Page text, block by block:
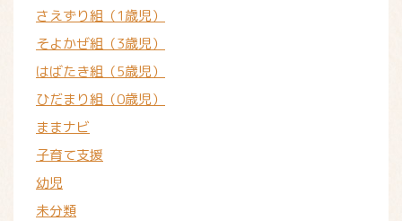
さえずり組（1歳児）
そよかぜ組（3歳児）
はばたき組（5歳児）
ひだまり組（0歳児）
ままナビ
子育て支援
幼児
未分類